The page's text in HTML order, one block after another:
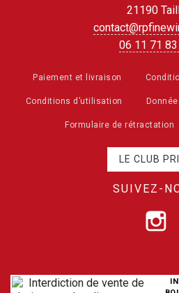
21190
06 11 71
Paiement et livraison
Conditions d’utilisation
Formulaire de rétractation
LE CLUB
SUIVEZ-